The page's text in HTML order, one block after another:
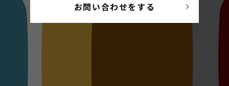
お問い合わせをする